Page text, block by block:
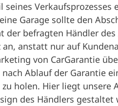
Verkaufsprozesses
Garage sollte den
befragten Händler des
anstatt nur auf
von CarGarantie
Ablauf der Garantie
holen. Hier liegt unsere
des Händlers gestaltet